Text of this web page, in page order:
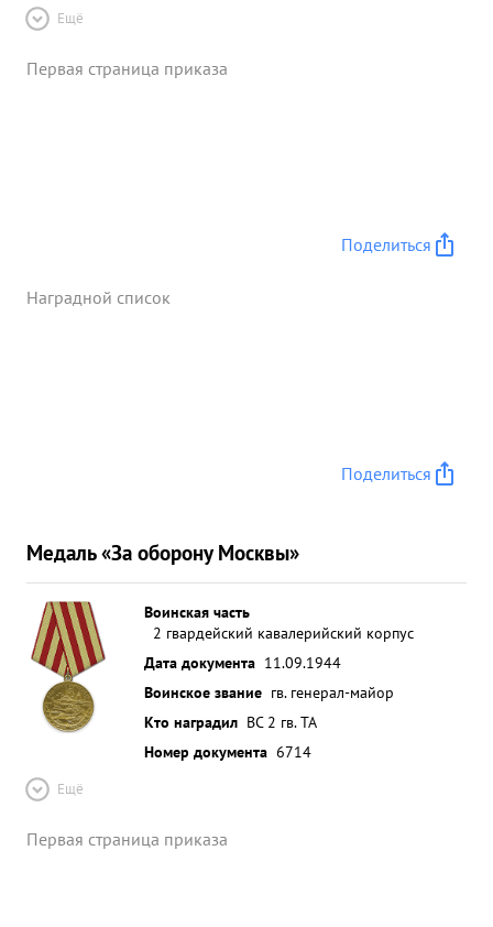
Ещё
Первая страница приказа
Поделиться
Наградной список
Поделиться
Медаль «За оборону Москвы»
Воинская часть
2 гвардейский кавалерийский корпус
Дата документа 11.09.1944
Воинское звание гв. генерал-майор
Кто наградил ВС 2 гв. ТА
Номер документа 6714
Ещё
Первая страница приказа